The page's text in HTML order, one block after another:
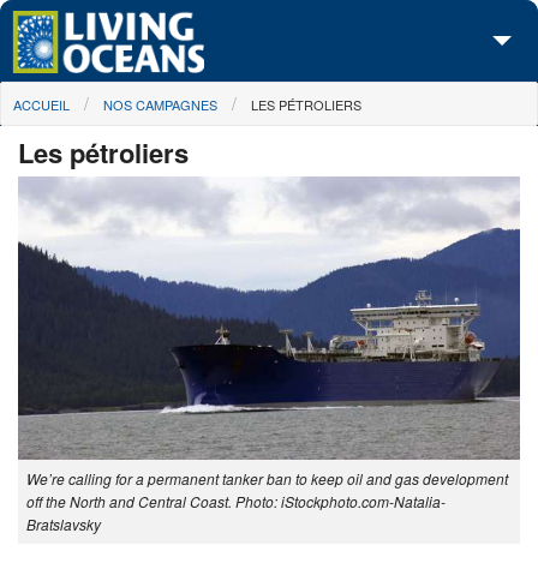
Skip to main content
À propos de nous
Nos campagnes
Centre des Médias
Les Cartes
You are here
ACCUEIL NOS CAMPAGNES LES PÉTROLIERS
Les pétroliers
We’re calling for a permanent tanker ban to keep oil and gas development
off the North and Central Coast. Photo: iStockphoto.com-Natalia-
Bratslavsky